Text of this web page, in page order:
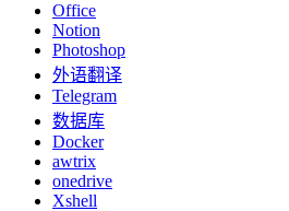
Office
Notion
Photoshop
外语翻译
Telegram
数据库
Docker
awtrix
onedrive
Xshell